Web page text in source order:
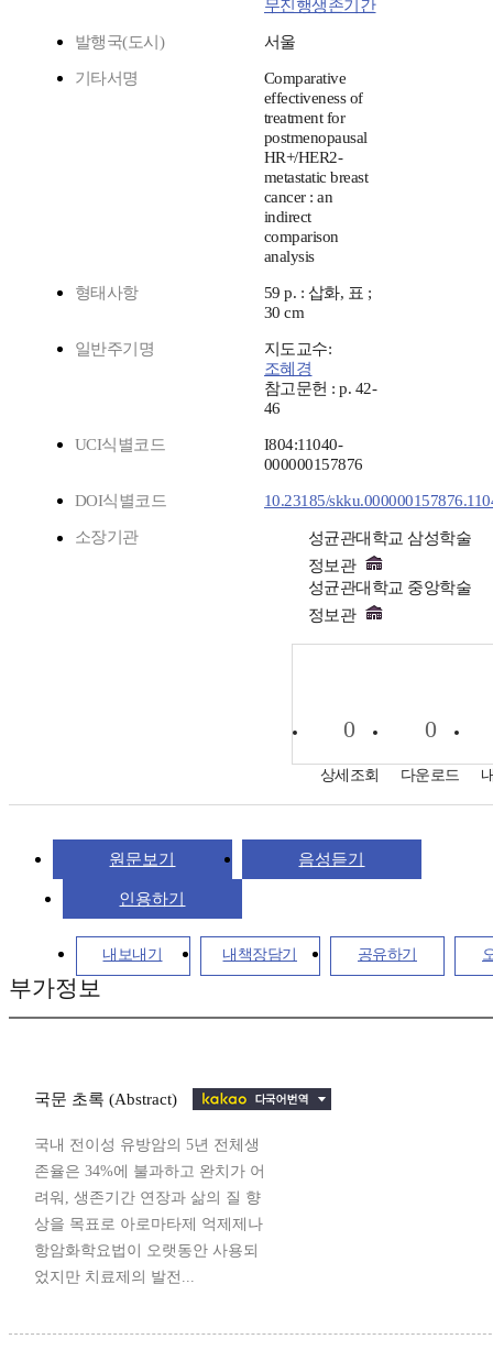
무진행생존기간
발행국(도시) 서울
기타서명
Comparative
effectiveness of
treatment for
postmenopausal
HR+/HER2-
metastatic breast
cancer : an
indirect
comparison
analysis
형태사항
59 p. : 삽화, 표 ;
30 cm
일반주기명
지도교수:
조혜경
참고문헌 : p. 42-
46
UCI식별코드
I804:11040-
000000157876
DOI식별코드 10.23185/
소장기관
성균관대학교 삼성학술
정보관
성균관대학교 중앙학술
정보관
0
상세조회
0
다운로드
원문보기 음성듣기
인용하기
내보내기 내책장담기 공유하기
부가정보
국문 초록 (Abstract)
국내 전이성 유방암의 5년 전체생
존율은 34%에 불과하고 완치가 어
려워, 생존기간 연장과 삶의 질 향
상을 목표로 아로마타제 억제제나
항암화학요법이 오랫동안 사용되
었지만 치료제의 발전...